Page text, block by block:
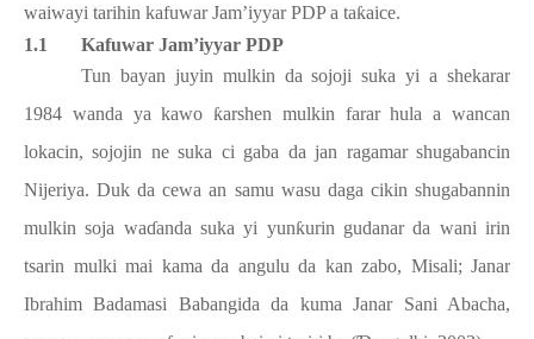
waiwayi tarihin kafuwar Jam’iyyar PDP a taƙaice.
1.1
Kafuwar Jam’iyyar PDP
Tun bayan juyin mulkin da sojoji suka yi a shekarar
1984 wanda ya kawoƙarshen mulkin farar hula a wancan
lokacin, sojojin ne suka ci gaba da jan ragamar shugabancin
Nijeriya. Duk da cewa an samu wasu daga cikin shugabannin
mulkin soja waɗanda suka yi yunƙurin gudanar da wani irin
tsarin mulki mai kama da angulu da kan zabo, Misali; Janar
Ibrahim Badamasi Babangida da kuma Janar Sani Abacha,